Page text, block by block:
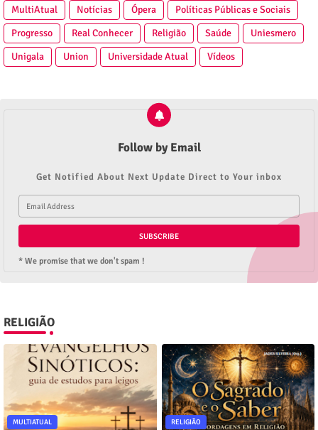
MultiAtual Notícias Ópera
Políticas Públicas e Sociais
Progresso
Real Conhecer Religião Saúde
Uniesmero
Unigala
Union Universidade Atual Vídeos
Follow by Email
Get Notified About Next Update Direct to Your inbox
* We promise that we don't spam !
RELIGIÃO
MULTIATUAL RELIGIÃO